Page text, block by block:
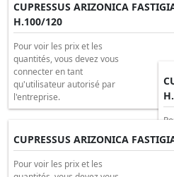
CUPRESSUS ARIZONICA
H.100/120
Pour voir les prix et les
quantités, vous devez vous
connecter en tant
qu'utilisateur autorisé par
l'entreprise.
CUPRESSUS ARIZONICA
Pour voir les prix et les